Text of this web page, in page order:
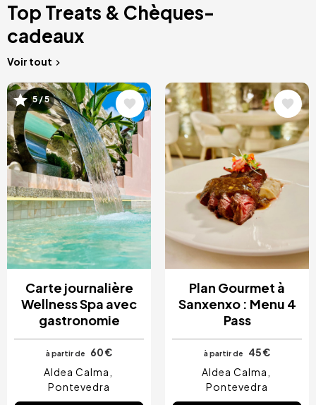
Top Treats & Chèques-
cadeaux
Voir tout
Image
5 / 5
Carte journalière
Wellness Spa avec
gastronomie
à partir de
60 €
Aldea Calma
Pontevedra
Image
Plan Gourmet à
Sanxenxo : Menu 4
Pass
à partir de
45 €
Aldea Calma
Pontevedra